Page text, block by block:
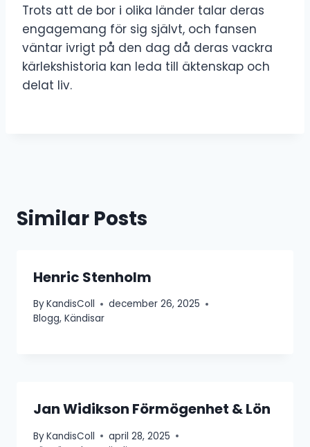
Trots att de bor i olika länder talar deras
engagemang för sig självt, och fansen
väntar ivrigt på den dag då deras vackra
kärlekshistoria kan leda till äktenskap och
delat liv.
Similar Posts
Henric Stenholm
ByKandisColl
december 26, 2025
Blogg, Kändisar
Jan Widikson Förmögenhet & Lön
ByKandisColl
april 28, 2025